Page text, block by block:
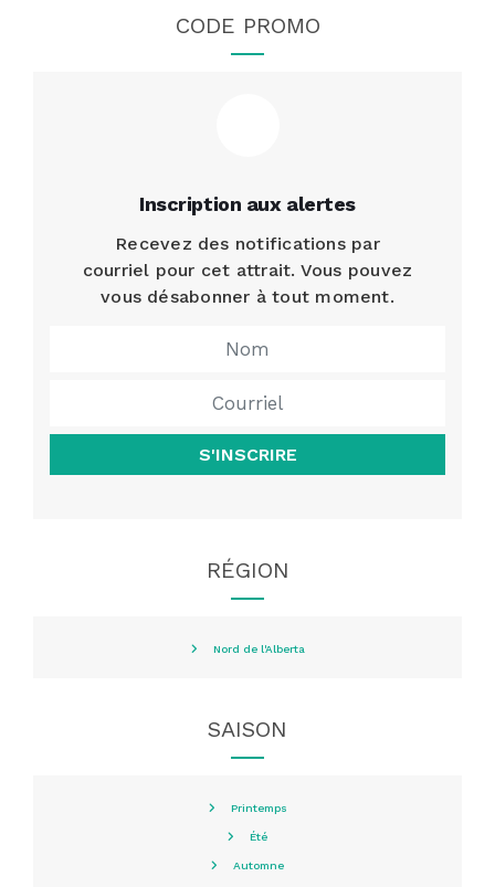
CODE PROMO
Inscription aux alertes
Recevez des notifications par
courriel pour cet attrait. Vous pouvez
vous désabonner à tout moment.
S'INSCRIRE
RÉGION
Nord de l'Alberta
SAISON
Printemps
Été
Automne